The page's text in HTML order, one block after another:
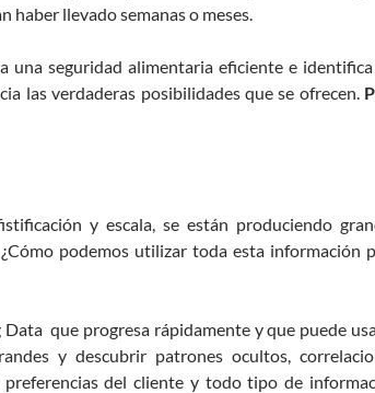
llevado semanas o meses.
una seguridad alimentaria eficiente e
las verdaderas posibilidades que se ofrecen.
y escala, se están produciendo
podemos utilizar toda esta información
Data que progresa rápidamente y que puede
y descubrir patrones ocultos,
del cliente y todo tipo de